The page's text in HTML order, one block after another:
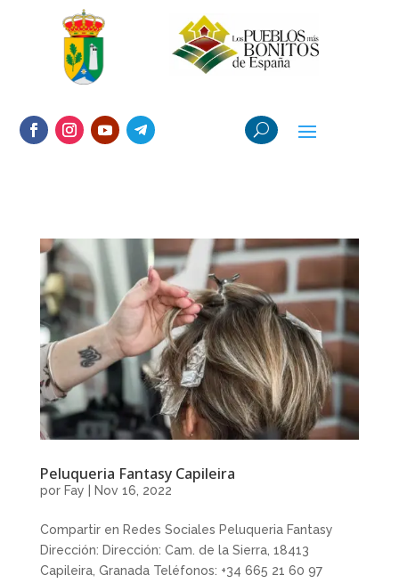
Peluqueria Fantasy Capileira
por Fay Nov 16, 2022
Compartir en Redes Sociales Peluqueria Fantasy
Dirección: Dirección: Cam. de la Sierra, 18413
Capileira, Granada Teléfonos: +34 665 21 60 97